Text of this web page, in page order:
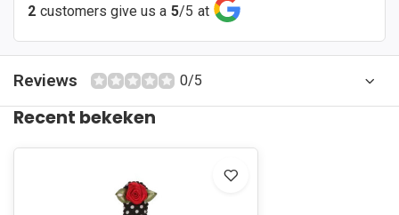
2 customers give us a 5/5 at
Reviews 0/5
Recent bekeken